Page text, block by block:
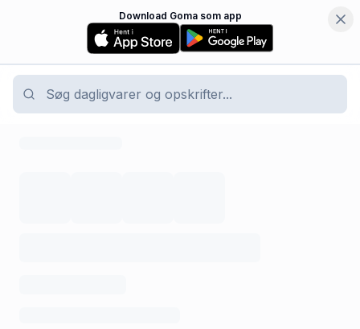
Download Goma som app